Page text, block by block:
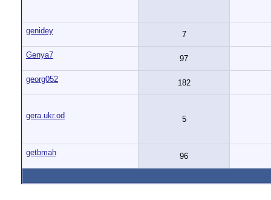
genidey 7
Genya7 97
georg052 182
gera.ukr.od 5
getbmah 96